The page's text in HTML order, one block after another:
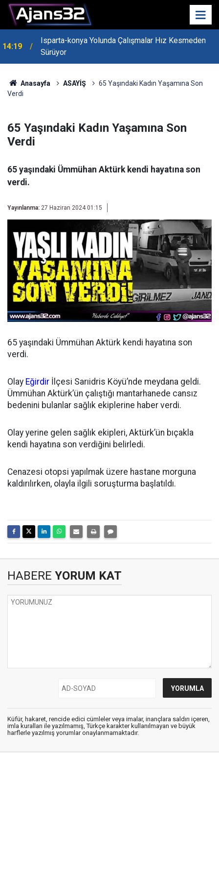
14:19
Isparta-konya Yolunda Çalışmalar Hız Kesmeden
Sürüyor
Anasayfa ASAYİŞ
65 Yaşındaki Kadın Yaşamına Son
Verdi
65 Yaşındaki Kadın Yaşamına Son
Verdi
65 yaşındaki Ümmühan Aktürk kendi hayatına son
verdi.
Yayınlanma: 27 Haziran 2024 01:15
65 yaşındaki Ümmühan Aktürk kendi hayatına son
verdi.
Olay Eğirdir İlçesi Sarıidris Köyü’nde meydana geldi.
Ümmühan Aktürk’ün çalıştığı mantarhanede cansız
bedenini bulanlar sağlık ekiplerine haber verdi.
Olay yerine gelen sağlık ekipleri, Aktürk’ün bıçakla
kendi hayatına son verdiğini belirledi.
Cenazesi otopsi yapılmak üzere hastane morguna
kaldırılırken, olayla ilgili soruşturma başlatıldı.
HABERE YORUM KAT
Küfür, hakaret, rencide edici cümleler veya imalar, inançlara saldırı içeren,
imla kuralları ile yazılmamış, Türkçe karakter kullanılmayan ve büyük
harflerle yazılmış yorumlar onaylanmamaktadır.